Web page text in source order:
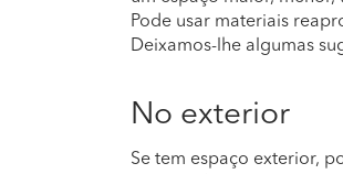
Pode usar materiais
Deixamos-lhe algumas
No exterior
Se tem espaço exterior,